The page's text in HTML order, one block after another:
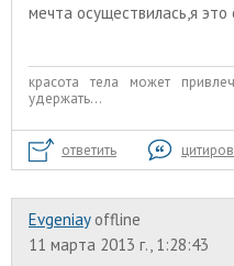
мечта осуществилась,я это
красота тела может
удержать...
ответить
Evgeniay offline
11 марта 2013 г., 1:28:43